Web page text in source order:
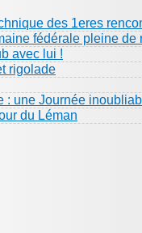
des 1eres
fédérale pleine de
avec lui !
rigolade
: une Journée
du Léman